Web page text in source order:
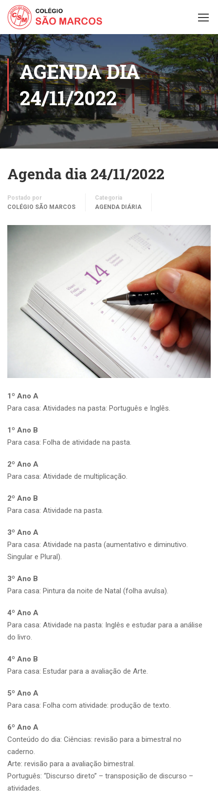
AGENDA DIA
24/11/2022
Agenda dia 24/11/2022
Postado por
COLÉGIO SÃO MARCOS
Categoria
AGENDA DIÁRIA
1º Ano A
Para casa: Atividades na pasta: Português e Inglês.
1º Ano B
Para casa: Folha de atividade na pasta.
2º Ano A
Para casa: Atividade de multiplicação.
2º Ano B
Para casa: Atividade na pasta.
3º Ano A
Para casa: Atividade na pasta (aumentativo e diminutivo.
Singular e Plural).
3º Ano B
Para casa: Pintura da noite de Natal (folha avulsa).
4º Ano A
Para casa: Atividade na pasta: Inglês e estudar para a análise
do livro.
4º Ano B
Para casa: Estudar para a avaliação de Arte.
5º Ano A
Para casa: Folha com atividade: produção de texto.
6º Ano A
Conteúdo do dia: Ciências: revisão para a bimestral no
caderno.
Arte: revisão para a avaliação bimestral.
Português: “Discurso direto” – transposição de discurso –
atividades.